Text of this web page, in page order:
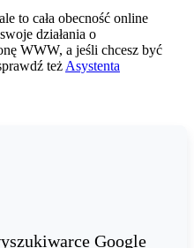
to cała obecność online
działania o
WWW, a jeśli chcesz być
też Asystenta
Google